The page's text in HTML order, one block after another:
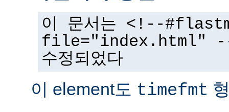
이 문서는 <!--
file="index.html" --
수정되었다
이 element도 timefmt